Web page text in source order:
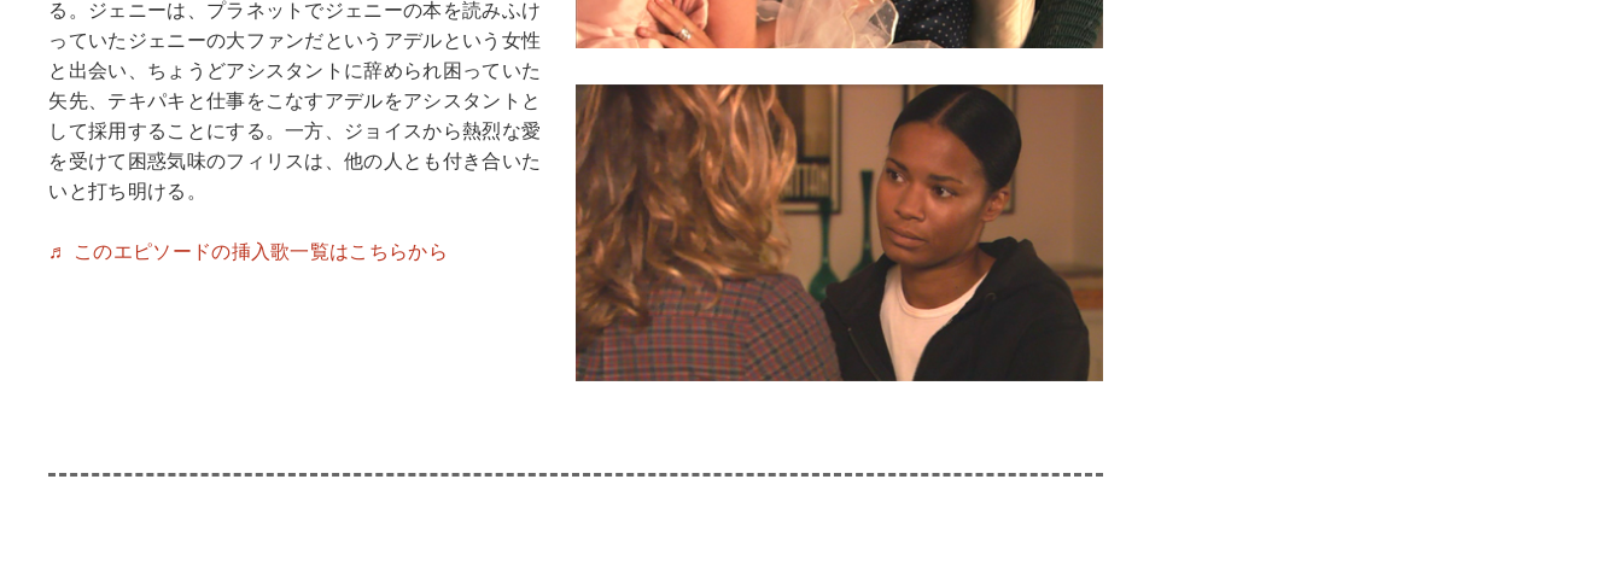
る。ジェニーは、プラネットでジェニーの本を読みふけ
っていたジェニーの大ファンだというアデルという女性
と出会い、ちょうどアシスタントに辞められ困っていた
矢先、テキパキと仕事をこなすアデルをアシスタントと
して採用することにする。一方、ジョイスから熱烈な愛
を受けて困惑気味のフィリスは、他の人とも付き合いた
いと打ち明ける。
♬ このエピソードの挿入歌一覧はこちらから